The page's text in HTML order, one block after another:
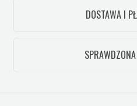
DOSTAWA I